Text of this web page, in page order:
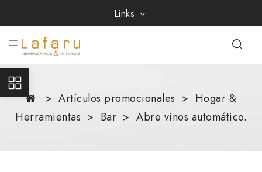
Links
Artículos promocionales
Hogar &
Herramientas
Bar Abre vinos automático.